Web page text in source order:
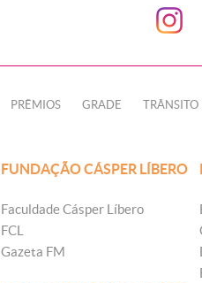
PRÊMIOS GRADE TRÂNSITO
FUNDAÇÃO CÁSPER LÍBERO
Faculdade Cásper Líbero
FCL
Gazeta FM